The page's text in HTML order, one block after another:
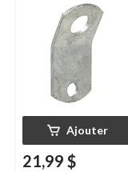
Ajouter
21,99 $